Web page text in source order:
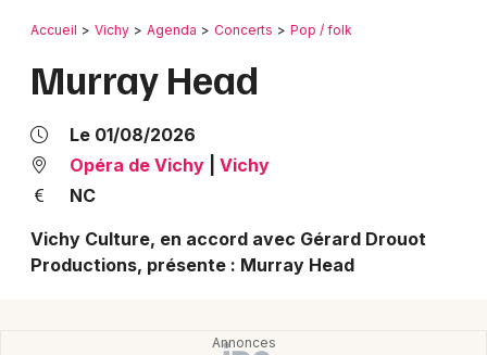
Publier un événement
Grands événements
Manifestations
Bordeaux
Lille
Lyon
Marseille
Retour
Accueil Vichy Agenda Concerts Pop / folk
Murray Head
Le 01/08/2026
Opéra de Vichy
Vichy
NC
Vichy Culture, en accord avec Gérard Drouot
Productions, présente : Murray Head
Où ?
Près de moi
Changer de lieu
Quand ?
Aujourd'hui
Demain Ce week-end